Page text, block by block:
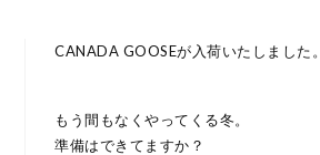
CANADA GOOSEが入荷いたしました。
もう間もなくやってくる冬。
準備はできてますか？